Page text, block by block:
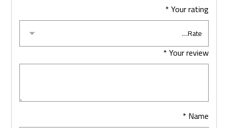
Your rating
*
Your review
*
Name
*